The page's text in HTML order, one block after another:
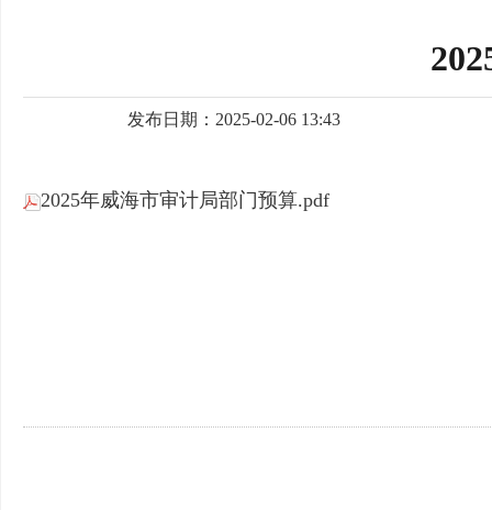
发布日期：2025-02-06 13:43
2025年威海市审计局部门预算.pdf